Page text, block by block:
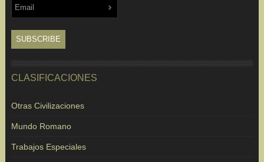
CLASIFICACIONES
Otras Civilizaciones
Mundo Romano
Trabajos Especiales